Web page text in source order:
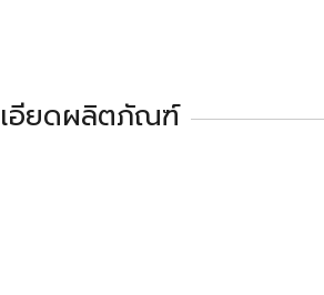
เอียดผลิตภัณฑ์